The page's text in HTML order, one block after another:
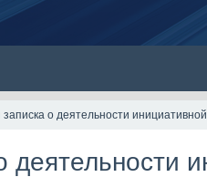
записка о деятельности
деятельности